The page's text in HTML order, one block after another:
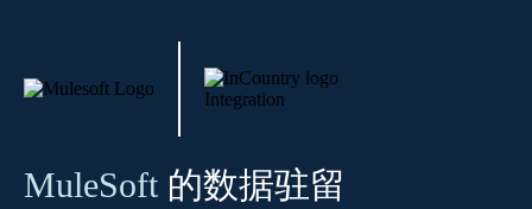
MuleSoft 的数据驻留